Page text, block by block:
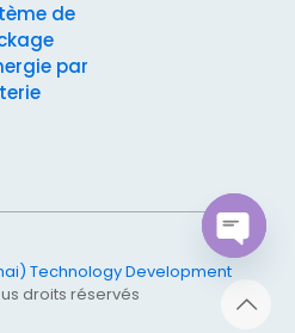
de
par
Technology Development
droits réservés
chaty